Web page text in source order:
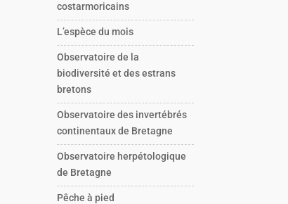
costarmoricains
L’espèce du mois
Observatoire de la
biodiversité et des estrans
bretons
Observatoire des invertébrés
continentaux de Bretagne
Observatoire herpétologique
de Bretagne
Pêche à pied